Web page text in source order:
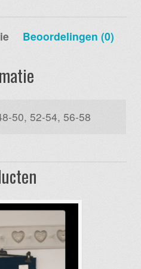
Beoordelingen (0)
50, 52-54, 56-58